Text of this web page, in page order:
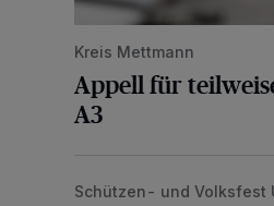
Kreis Mettmann
Appell für
A3
Vier Tage mit vollem
Schützen- und Volksfest